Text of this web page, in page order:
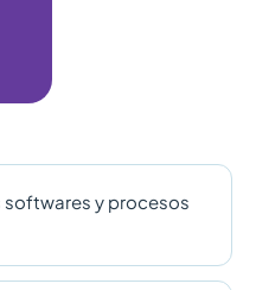
softwares y procesos